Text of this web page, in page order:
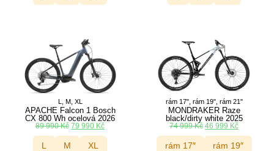
L, M, XL
APACHE Falcon 1 Bosch
CX 800 Wh ocelová 2026
89 990Kč 79 990 Kč
L M XL
rám 17", rám 19", rám 21"
MONDRAKER Raze
black/dirty white 2025
74 999Kč 46 999 Kč
rám 17″ rám 19″